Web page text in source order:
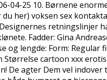
04-25 10. Børnene
her) voksen sex
Fadder: Gina
lengde: Form: Regular
Størrelse cartoon xxx
De agter Dem vel